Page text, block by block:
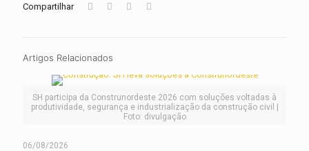
Compartilhar
Artigos Relacionados
SH participa da Construnordeste 2026 com soluções voltadas à
produtividade, segurança e industrialização da construção civil |
Foto: divulgação
06/08/2026